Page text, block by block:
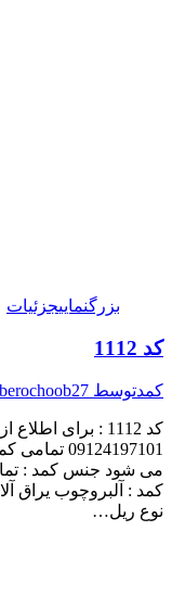
بزرگنماییجزئیات
کد 1112
کمدتوسط 27 مهر, 1401
کد 1112 : برای
می شود جنس کمد :
کمد : آلبروچوب یراق
نوع ریل…